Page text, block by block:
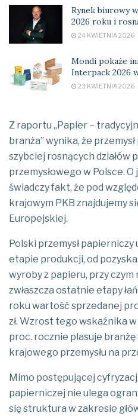
Rynek biurowy
2026 roku i
24 KWIETNIA 2026
Mondi pokaże
Interpack 2026
23 KWIETNIA 2026
Z raportu „Papier –
branża” wynika, że
szybciej rosnących działów
przemysłowego w Polsce.
świadczy fakt, że pod
krajowym PKB znajdujemy
Europejskiej.
Polski przemysł
etapie produkcji, od
wyroby z papieru, przy czym
zwłaszcza ostatnie etapy
roku wartość sprzedanej
zł. Wzrost tego wskaźnika
proc. rocznie plasuje
krajowego przemysłu na
Mimo postępującej
papierniczej nie ulega
się struktura w zakresie